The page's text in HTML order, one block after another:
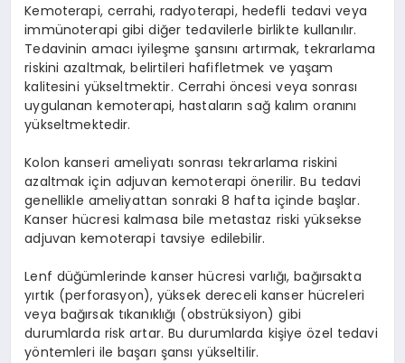
Kemoterapi, cerrahi, radyoterapi, hedefli tedavi veya
immünoterapi gibi diğer tedavilerle birlikte kullanılır.
Tedavinin amacı iyileşme şansını artırmak, tekrarlama
riskini azaltmak, belirtileri hafifletmek ve yaşam
kalitesini yükseltmektir. Cerrahi öncesi veya sonrası
uygulanan kemoterapi, hastaların sağ kalım oranını
yükseltmektedir.
Kolon kanseri ameliyatı sonrası tekrarlama riskini
azaltmak için adjuvan kemoterapi önerilir. Bu tedavi
genellikle ameliyattan sonraki 8 hafta içinde başlar.
Kanser hücresi kalmasa bile metastaz riski yüksekse
adjuvan kemoterapi tavsiye edilebilir.
Lenf düğümlerinde kanser hücresi varlığı, bağırsakta
yırtık (perforasyon), yüksek dereceli kanser hücreleri
veya bağırsak tıkanıklığı (obstrüksiyon) gibi
durumlarda risk artar. Bu durumlarda kişiye özel tedavi
yöntemleri ile başarı şansı yükseltilir.